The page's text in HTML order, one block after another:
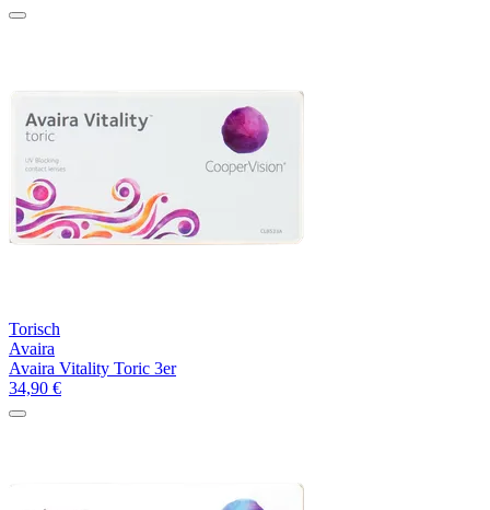
Torisch
Avaira
Avaira Vitality Toric 3er
34,90 €